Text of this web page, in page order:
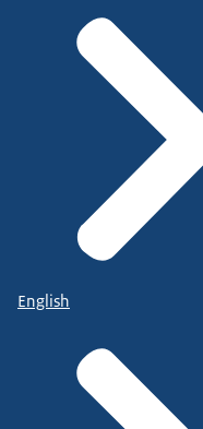
English